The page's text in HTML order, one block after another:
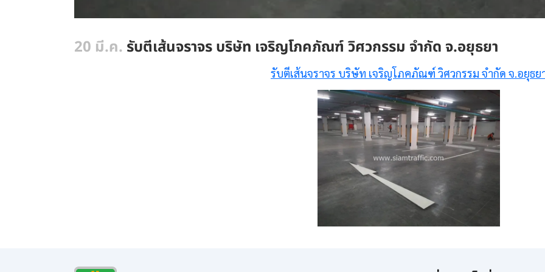
20 มี.ค. รับตีเส้นจราจร บริษัท เจริญโภคภัณฑ์ วิศวกรรม จำกัด จ.อยุธยา
รับตีเส้นจราจร บริษัท เจริญโภคภัณฑ์ วิศวกรรม จำกัด จ.อยุธย